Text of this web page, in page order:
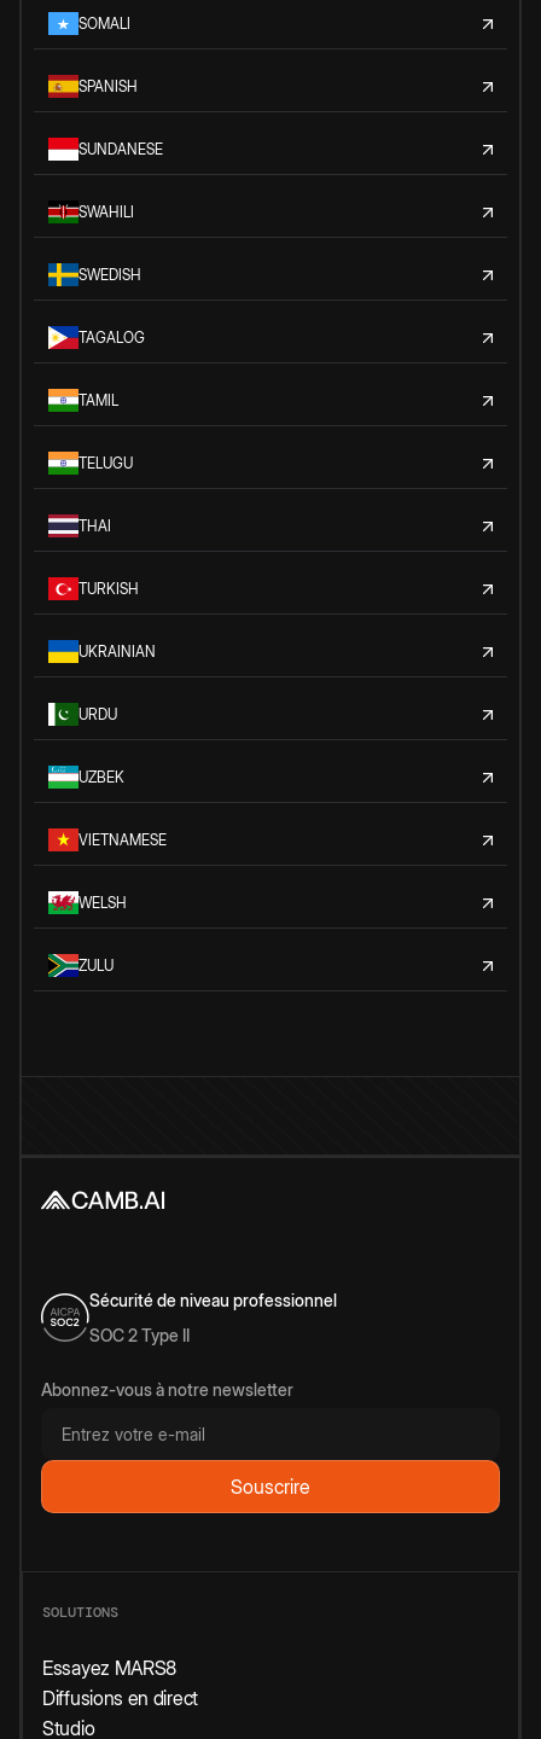
SOMALI
SPANISH
SUNDANESE
SWAHILI
SWEDISH
TAGALOG
TAMIL
TELUGU
THAI
TURKISH
UKRAINIAN
URDU
UZBEK
VIETNAMESE
WELSH
ZULU
Sécurité de niveau professionnel
SOC 2 Type II
Abonnez-vous à notre newsletter
SOLUTIONS
Essayez MARS8
Diffusions en direct
Studio